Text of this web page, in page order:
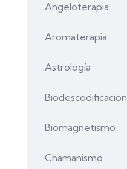
Angeloterapia
Aromaterapia
Astrología
Biodescodificación
Biomagnetismo
Chamanismo